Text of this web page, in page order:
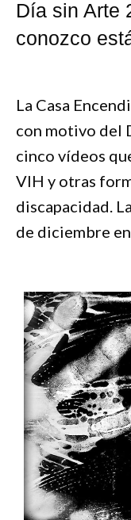
Día sin Arte
conozco
La Casa
con motivo del
cinco vídeos
VIH y otras
discapacidad.
de diciembre